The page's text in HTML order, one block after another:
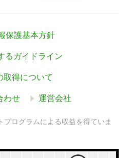
保護基本方針
るガイドライン
取得について
わせ 運営会社
ログラムによる収益を得ていま